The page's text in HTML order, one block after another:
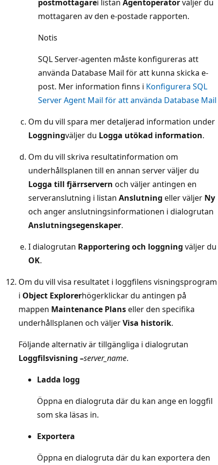
postmottagarei listan Agentoperatorväljer du
mottagaren av den e-postade rapporten.
Notis
SQL Server-agenten måste konfigureras att
använda Database Mail för att kunna skicka e-
post. Mer information finns i Konfigurera SQL
Server Agent Mail för att använda Database Mail
Om du vill spara mer detaljerad information under
Loggningväljer du Logga utökad information.
Om du vill skriva resultatinformation om
underhållsplanen till en annan server väljer du
Logga till fjärrservern och väljer antingen en
serveranslutning i listan Anslutning eller väljer Ny
och anger anslutningsinformationen i dialogrutan
Anslutningsegenskaper.
I dialogrutan Rapportering och loggning väljer du
OK.
Om du vill visa resultatet i loggfilens visningsprogram
i Object Explorerhögerklickar du antingen på
mappen Maintenance Planseller den specifika
underhållsplanen och väljerVisa historik.
Följande alternativ är tillgängliga i dialogrutan
Loggfilsvisning –server_name.
Ladda logg
Öppna en dialogruta där du kan ange en loggfil
som ska läsas in.
Exportera
Öppna en dialogruta där du kan exportera den